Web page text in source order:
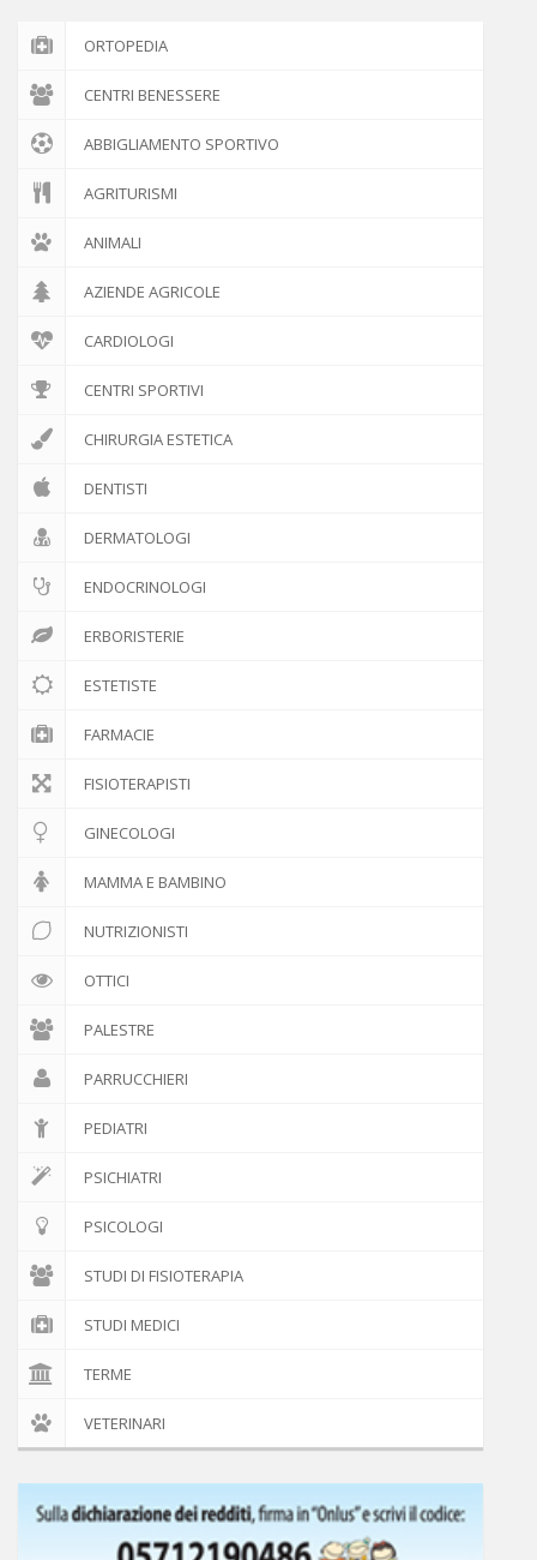
ORTOPEDIA
CENTRI BENESSERE
ABBIGLIAMENTO SPORTIVO
AGRITURISMI
ANIMALI
AZIENDE AGRICOLE
CARDIOLOGI
CENTRI SPORTIVI
CHIRURGIA ESTETICA
DENTISTI
DERMATOLOGI
ENDOCRINOLOGI
ERBORISTERIE
ESTETISTE
FARMACIE
FISIOTERAPISTI
GINECOLOGI
MAMMA E BAMBINO
NUTRIZIONISTI
OTTICI
PALESTRE
PARRUCCHIERI
PEDIATRI
PSICHIATRI
PSICOLOGI
STUDI DI FISIOTERAPIA
STUDI MEDICI
TERME
VETERINARI